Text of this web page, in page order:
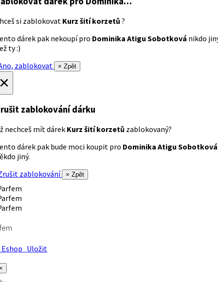
si zablokovat Kurz šití korzetů ?
dárek pak nekoupí pro Dominika Atigu Sobotková nikdo
ty :)
zablokovat
× Zpět
zablokování dárku
nechceš mít dárek Kurz šití korzetů zablokovaný?
dárek pak bude moci koupit pro Dominika Atigu Sobotková
jiný.
zablokování
× Zpět
Uložit